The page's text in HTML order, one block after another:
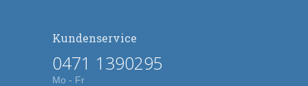
Kundenservice
0471 1390295
Mo - Fr